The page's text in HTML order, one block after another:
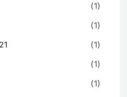
(1)
(1)
(1)
(1)
(1)